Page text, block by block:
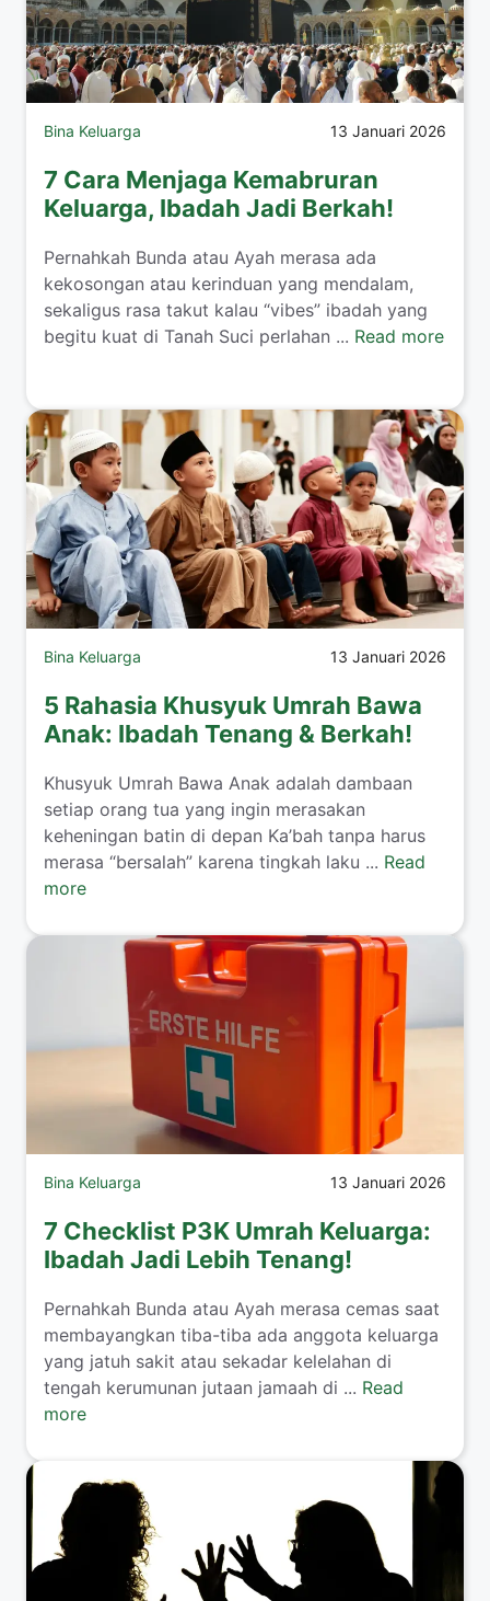
Bina Keluarga 13 Januari 2026
7 Cara Menjaga Kemabruran
Keluarga, Ibadah Jadi Berkah!
​Pernahkah Bunda atau Ayah merasa ada
kekosongan atau kerinduan yang mendalam,
sekaligus rasa takut kalau “vibes” ibadah yang
begitu kuat di Tanah Suci perlahan ... Read more
Bina Keluarga 13 Januari 2026
5 Rahasia Khusyuk Umrah Bawa
Anak: Ibadah Tenang & Berkah!
​Khusyuk Umrah Bawa Anak adalah dambaan
setiap orang tua yang ingin merasakan
keheningan batin di depan Ka’bah tanpa harus
merasa “bersalah” karena tingkah laku ... Read
more
Bina Keluarga 13 Januari 2026
7 Checklist P3K Umrah Keluarga:
Ibadah Jadi Lebih Tenang!
​Pernahkah Bunda atau Ayah merasa cemas saat
membayangkan tiba-tiba ada anggota keluarga
yang jatuh sakit atau sekadar kelelahan di
tengah kerumunan jutaan jamaah di ... Read
more